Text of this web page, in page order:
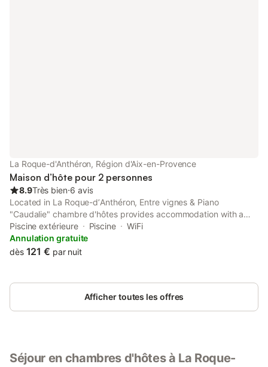
La Roque-d'Anthéron, Région d'Aix-en-Provence
Maison d’hôte pour 2 personnes
8.9Très bien⋅6 avis
Located in La Roque-dʼAnthéron, Entre vignes & Piano
"Caudalie" chambre d'hôtes provides accommodation with a
pool with a view, a balcony and pool views. This property offers
access to a terrace, free private parking and free WiFi.
Piscine extérieure Piscine
WiFi
Annulation gratuite
dès 121 € par nuit
Afficher toutes les offres
Séjour en chambres d'hôtes à La Roque-